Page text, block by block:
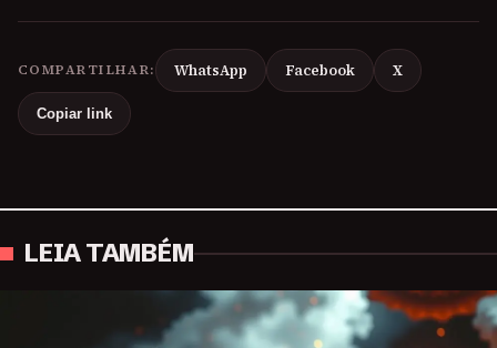
COMPARTILHAR: WhatsApp Facebook X
Copiar link
LEIA TAMBÉM